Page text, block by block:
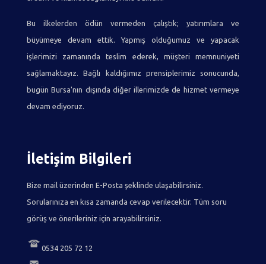
Bu ilkelerden ödün vermeden çalıştık; yatırımlara ve
büyümeye devam ettik. Yapmış olduğumuz ve yapacak
işlerimizi zamanında teslim ederek, müşteri memnuniyeti
sağlamaktayız. Bağlı kaldığımız prensiplerimiz sonucunda,
bugün Bursa'nın dışında diğer illerimizde de hizmet vermeye
devam ediyoruz.
İletişim Bilgileri
Bize mail üzerinden E-Posta şeklinde ulaşabilirsiniz.
Sorularınıza en kısa zamanda cevap verilecektir. Tüm soru
görüş ve önerileriniz için arayabilirsiniz.
0534 205 72 12